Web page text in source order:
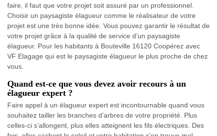
faire, il faut que votre projet soit assuré par un professionnel.
Choisir un paysagiste élagueur comme le réalisateur de votre
projet est une très bonne idée. Vous pouvez garantir le résultat de
votre projet grâce à la qualité de service d’un paysagiste
élagueur. Pour les habitants à Bouteville 16120 Coopérez avec
VF Elagage qui est le paysagiste élagueur le plus proche de chez
vous.
Quand est-ce que vous devez avoir recours à un
élagueur expert ?
Faire appel à un élagueur expert est incontournable quand vous
souhaitez tailler les branches d’arbres de votre propriété. Plus
celles-ci s’allongent, plus elles atteignent les fils électriques. Des